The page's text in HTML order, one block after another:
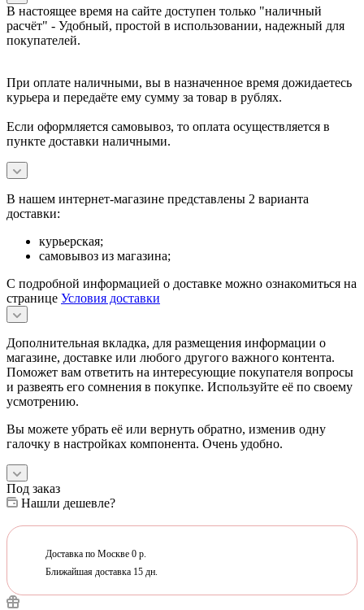
В настоящее время на сайте доступен только "наличный
расчёт" - Удобный, простой в использовании, надежный для
покупателей.
При оплате наличными, вы в назначенное время дожидаетесь
курьера и передаёте ему сумму за товар в рублях.
Если оформляется самовывоз, то оплата осуществляется в
пункте доставки наличными.
В нашем интернет-магазине представлены 2 варианта
доставки:
курьерская;
самовывоз из магазина;
С подробной информацией о доставке можно ознакомиться на
странице Условия доставки
Дополнительная вкладка, для размещения информации о
магазине, доставке или любого другого важного контента.
Поможет вам ответить на интересующие покупателя вопросы
и развеять его сомнения в покупке. Используйте её по своему
усмотрению.
Вы можете убрать её или вернуть обратно, изменив одну
галочку в настройках компонента. Очень удобно.
Под заказ
Нашли дешевле?
Доставка по Москве 0 р.
Ближайшая доставка 15 дн.